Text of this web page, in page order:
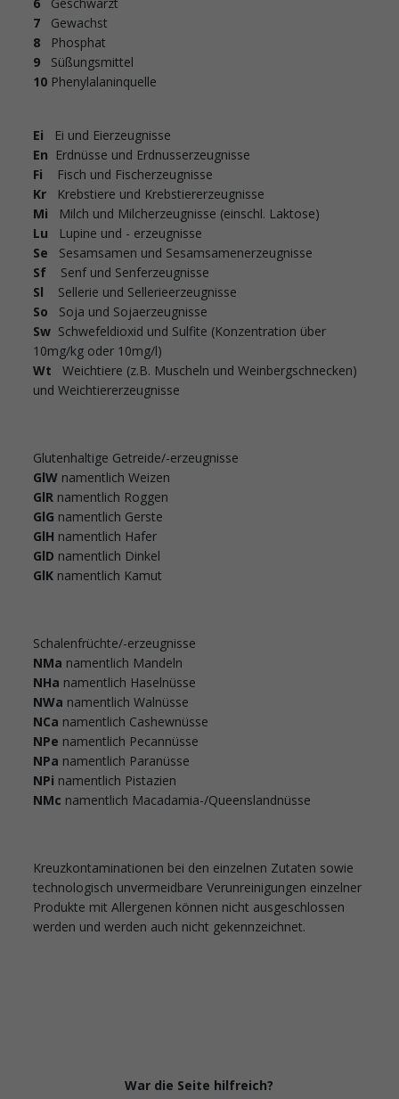
7 Gewachst
8 Phosphat
9 Süßungsmittel
10 Phenylalaninquelle
Ei Ei und Eierzeugnisse
En Erdnüsse und Erdnusserzeugnisse
Fi Fisch und Fischerzeugnisse
Kr
Krebstiere und Krebstiererzeugnisse
Mi Milch und Milcherzeugnisse (einschl. Laktose)
Lu
Lupine und - erzeugnisse
Se Sesamsamen und Sesamsamenerzeugnisse
Sf Senf und Senferzeugnisse
Sl Sellerie und Sellerieerzeugnisse
So Soja und Sojaerzeugnisse
Sw Schwefeldioxid und Sulfite (Konzentration über
10mg/kg oder 10mg/l)
Wt Weichtiere (z.B. Muscheln und Weinbergschnecken)
und Weichtiererzeugnisse
Glutenhaltige Getreide/-erzeugnisse
GlW namentlich Weizen
GlR namentlich Roggen
GlG namentlich Gerste
GlH namentlich Hafer
GlD namentlich Dinkel
GlK namentlich Kamut
Schalenfrüchte/-erzeugnisse
NMa namentlich Mandeln
NHa namentlich Haselnüsse
NWa namentlich Walnüsse
NCa namentlich Cashewnüsse
NPe namentlich Pecannüsse
NPa namentlich Paranüsse
NPi namentlich Pistazien
NMc namentlich Macadamia-/Queenslandnüsse
Kreuzkontaminationen bei den einzelnen Zutaten sowie
technologisch unvermeidbare Verunreinigungen einzelner
Produkte mit Allergenen können nicht ausgeschlossen
werden und werden auch nicht gekennzeichnet.
War die Seite hilfreich?